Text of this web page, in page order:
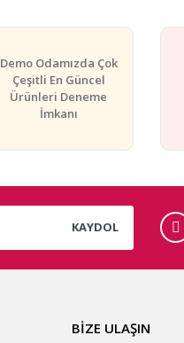
Demo Odamızda Çok
Çeşitli En Güncel
Ürünleri Deneme
İmkanı
KAYDOL
BİZE ULAŞIN